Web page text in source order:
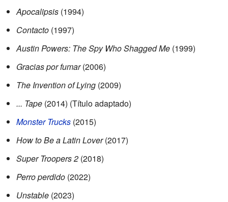
Apocalipsis (1994)
Contacto (1997)
Austin Powers: The Spy Who Shagged Me (1999)
Gracias por fumar(2006)
The Invention of Lying (2009)
... Tape (2014) (Título adaptado)
Monster Trucks (2015)
How to Be a Latin Lover(2017)
Super Troopers 2 (2018)
Perro perdido (2022)
Unstable (2023)